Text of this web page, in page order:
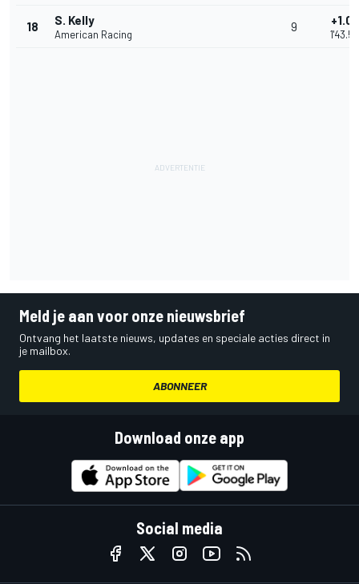
18 S. Kelly
American Racing
9
Meld je aan voor onze nieuwsbrief
Ontvang het laatste nieuws, updates en speciale acties direct in
je mailbox.
ABONNEER
Download onze app
Social media